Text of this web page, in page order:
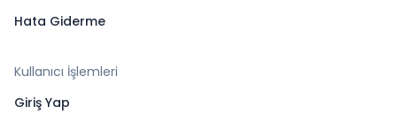
Hata Giderme
Kullanıcı İşlemleri
Giriş Yap